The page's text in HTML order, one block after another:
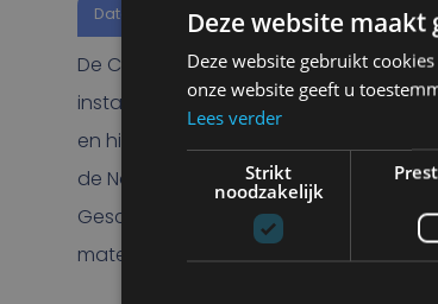
Datasheet
De Canis GO 420 is een lichtgewicht,
instapmodel met drie lichtpatronen:
en high beam. Vanwege de ronde
de Nordic Lights Canis GO 420 op
Geschikt voor bouw, bosbouw,
materiaalbehandeling.
Deze website
Deze website gebruikt
onze website geeft u
Lees verder
Strikt
noodzakelijk